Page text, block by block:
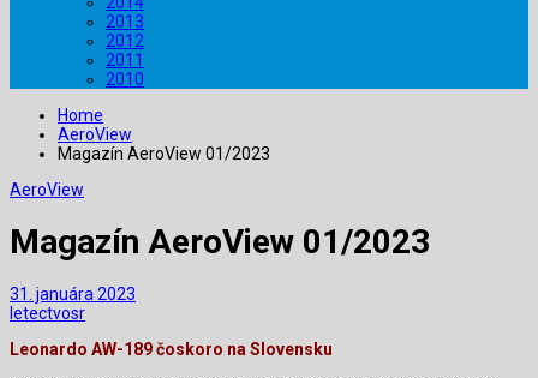
2013
2012
2011
2010
Home
AeroView
Magazín AeroView 01/2023
AeroView
Magazín AeroView 01/2023
31. januára 2023
letectvosr
Leonardo AW-189 čoskoro na Slovensku